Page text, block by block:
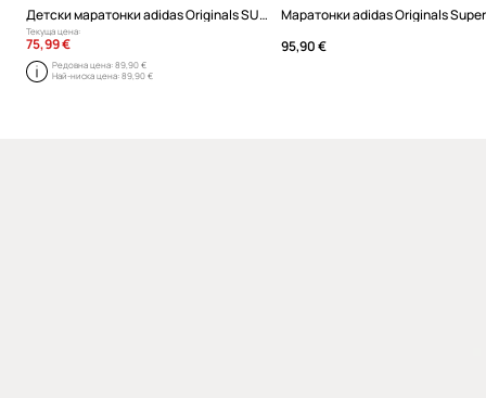
Детски маратонки adidas Originals SUPERSTAR II
Текуща цена:
75,99 €
Редовна цена:89,90 €
Най-ниска цена:89,90 €
Маратонки adidas Originals
95,90 €